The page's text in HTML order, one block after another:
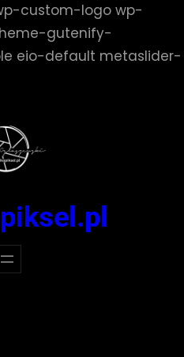
custom-logo wp-
gutenify-
eio-default metaslider-